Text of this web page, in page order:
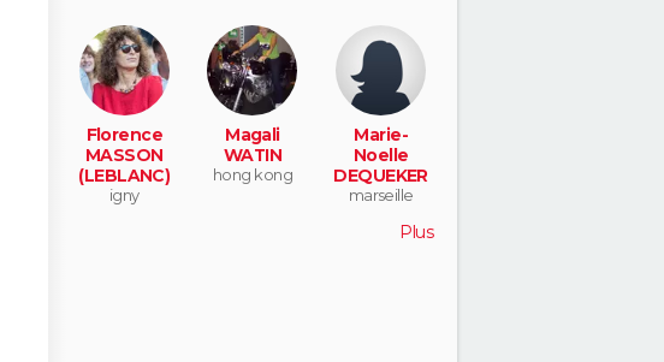
Florence
MASSON
(LEBLANC)
igny
Magali
WATIN
hong kong
Marie-
Noelle
DEQUEKER
marseille
Plus